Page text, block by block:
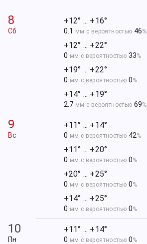
8
Сб
+12° ... +16°
0.1 мм с вероятностью 46%
+12° ... +22°
0 мм с вероятностью 33%
+19° ... +22°
0 мм с вероятностью 0%
+14° ... +19°
2.7 мм с вероятностью69%
9
Вс
+11° ... +14°
0 мм с вероятностью 42%
+11° ... +20°
0 мм с вероятностью 0%
+20° ... +25°
0 мм с вероятностью 0%
+14° ... +25°
0 мм с вероятностью 0%
10
Пн
+11° ... +14°
0 мм с вероятностью 0%